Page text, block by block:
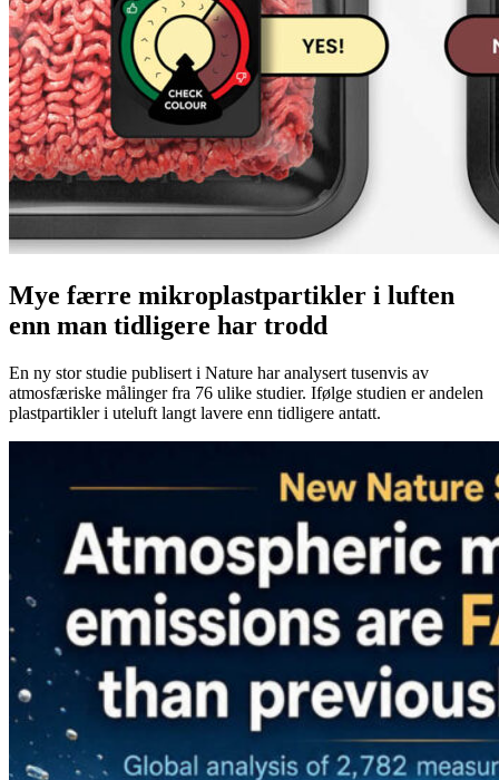
Mye færre mikroplastpartikler i luften
enn man tidligere har trodd
En ny stor studie publisert i Nature har analysert tusenvis av
atmosfæriske målinger fra 76 ulike studier. Ifølge studien er andelen
plastpartikler i uteluft langt lavere enn tidligere antatt.